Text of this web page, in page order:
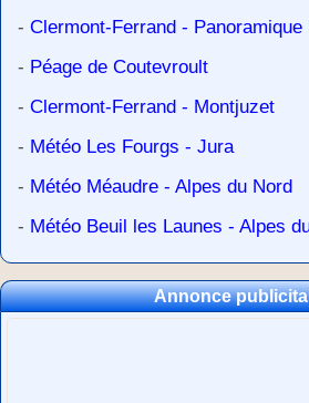
- Clermont-Ferrand - Panoramique
- Péage de Coutevroult
- Clermont-Ferrand - Montjuzet
- Météo Les Fourgs - Jura
- Météo Méaudre - Alpes du Nord
- Météo Beuil les Launes - Alpes
Annonce